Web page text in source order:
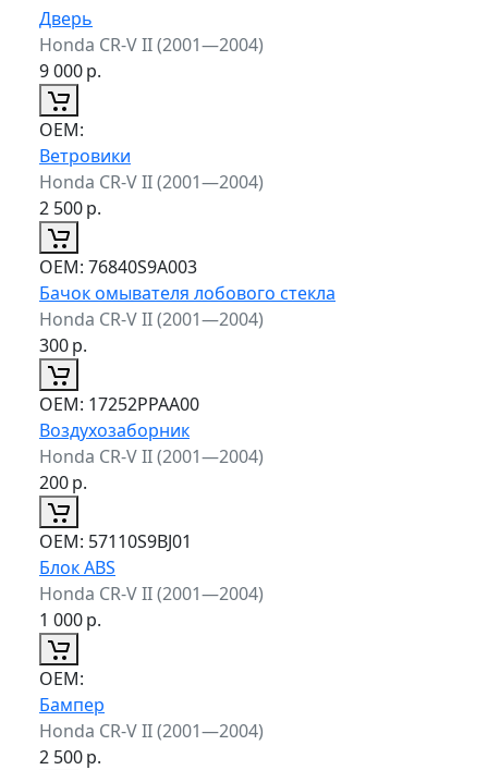
Дверь
Honda CR-V II (2001—2004)
9 000р.
ОЕМ:
Ветровики
Honda CR-V II (2001—2004)
2 500р.
ОЕМ: 76840S9A003
Бачок омывателя лобового стекла
Honda CR-V II (2001—2004)
300р.
ОЕМ: 17252PPAA00
Воздухозаборник
Honda CR-V II (2001—2004)
200р.
ОЕМ: 57110S9BJ01
Блок ABS
Honda CR-V II (2001—2004)
1 000р.
ОЕМ:
Бампер
Honda CR-V II (2001—2004)
2 500р.